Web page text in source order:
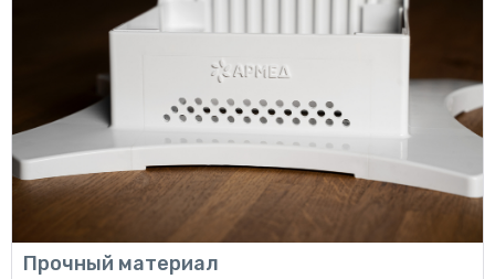
Прочный материал